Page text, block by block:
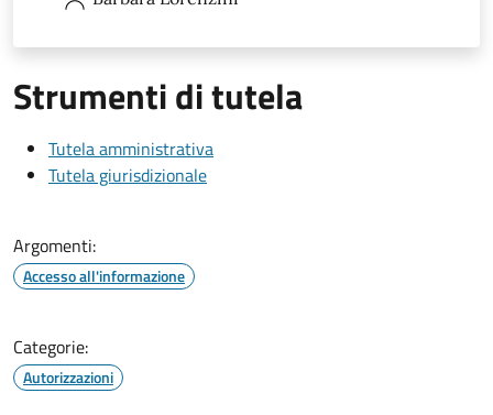
Strumenti di tutela
Tutela amministrativa
Tutela giurisdizionale
Argomenti:
Accesso all'informazione
Categorie:
Autorizzazioni